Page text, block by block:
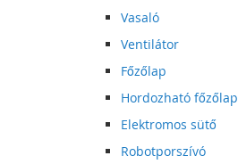
Vasaló
Ventilátor
Főzőlap
Hordozható főzőlap
Elektromos sütő
Robotporszívó